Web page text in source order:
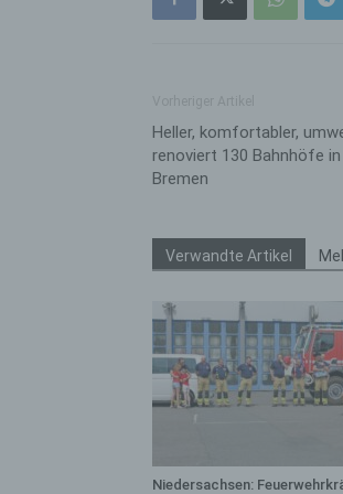
Heller, komfortabler,
renoviert 130 Bahnhöfe
Bremen
Verwandte Artikel
Niedersachsen: